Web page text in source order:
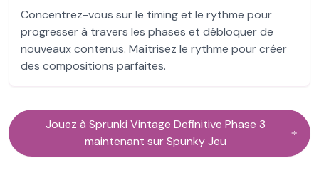
Concentrez-vous sur le timing et le rythme pour
progresser à travers les phases et débloquer de
nouveaux contenus. Maîtrisez le rythme pour créer
des compositions parfaites.
Jouez à Sprunki Vintage Definitive Phase 3
maintenant sur Spunky Jeu